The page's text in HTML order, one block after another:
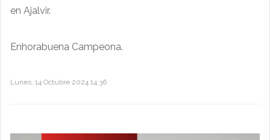
en Ajalvir.
Enhorabuena Campeona.
Lunes, 14 Octubre 2024 14:36